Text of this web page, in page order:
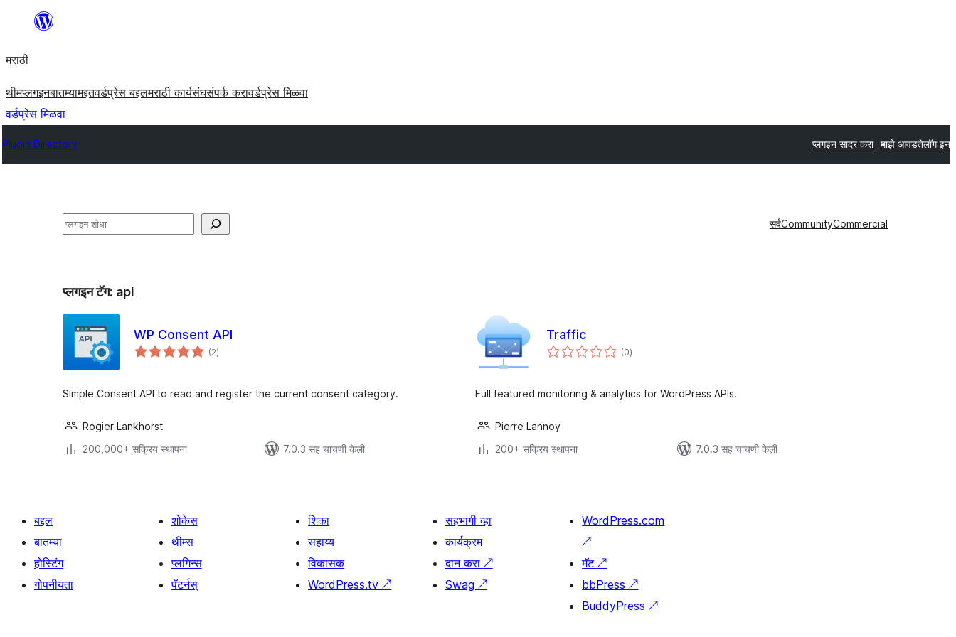
सामुग्रीवर
मराठी
थीमप्लगइनबातम्यामद्दतवर्डप्रेस बद्दलमराठी कार्यसंघसंपर्क करावर्डप्रेस मिळवा
वर्डप्रेस मिळवा
Plugin Directory प्लगइन सादर करा माझे आवडतेलॉग इन
शोधा सर्वCommunityCommercial
प्लगइन टॅग: api
WP Consent API
(2एकूण
मूल्यांकन
)
Simple Consent API to read and register the current consent category.
Rogier Lankhorst
200,000+ सक्रिय स्थापना
7.0.3 सह चाचणी केली
Traffic
(0एकूण
मूल्यांकन
)
Full featured monitoring & analytics for WordPress APIs.
Pierre Lannoy
200+ सक्रिय स्थापना
7.0.3 सह चाचणी केली
बद्दल
बातम्या
होस्टिंग
गोपनीयता
शोकेस
थीम्स
प्लगिन्स
पॅटर्नस्
शिका
सहाय्य
विकासक
WordPress.tv↗
सहभागी व्हा
कार्यक्रम
दान करा ↗
Swag ↗
WordPress.com
↗
मॅट↗
bbPress↗
BuddyPress↗